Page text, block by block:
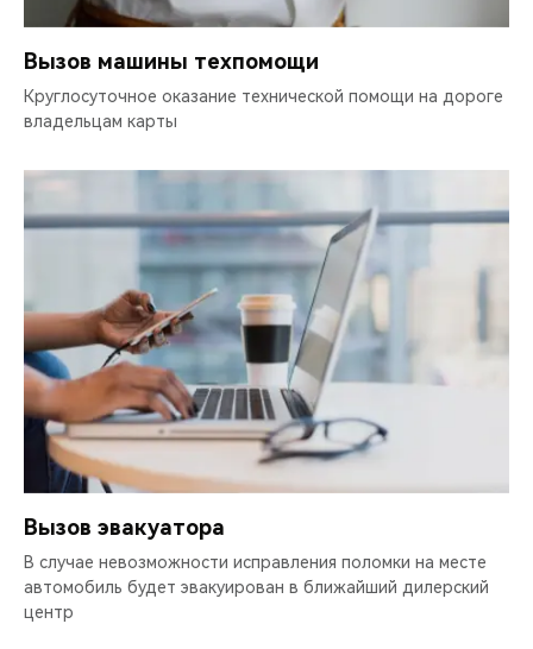
Вызов машины техпомощи
Круглосуточное оказание технической помощи на дороге
владельцам карты
Вызов эвакуатора
В случае невозможности исправления поломки на месте
автомобиль будет эвакуирован в ближайший дилерский
центр